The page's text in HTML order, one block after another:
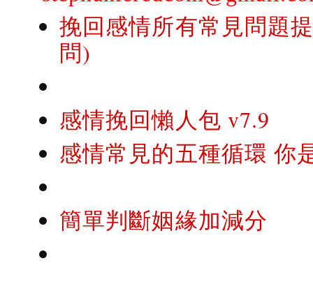
挽回感情所有常見問題
問)
感情挽回懶人包 v7.9
感情常見的五種循環 你
簡單判斷姻緣加減分